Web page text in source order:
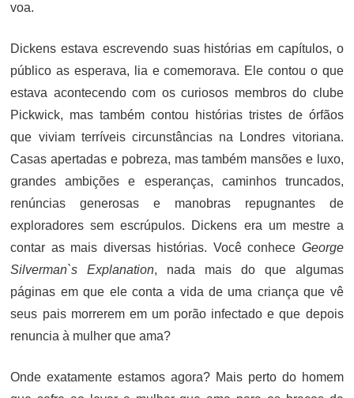
voa.
Dickens estava escrevendo suas histórias em capítulos, o
público as esperava, lia e comemorava. Ele contou o que
estava acontecendo com os curiosos membros do clube
Pickwick, mas também contou histórias tristes de órfãos
que viviam terríveis circunstâncias na Londres vitoriana.
Casas apertadas e pobreza, mas também mansões e luxo,
grandes ambições e esperanças, caminhos truncados,
renúncias generosas e manobras repugnantes de
exploradores sem escrúpulos. Dickens era um mestre a
contar as mais diversas histórias. Você conhece George
Silverman`s Explanation, nada mais do que algumas
páginas em que ele conta a vida de uma criança que vê
seus pais morrerem em um porão infectado e que depois
renuncia à mulher que ama?
Onde exatamente estamos agora? Mais perto do homem